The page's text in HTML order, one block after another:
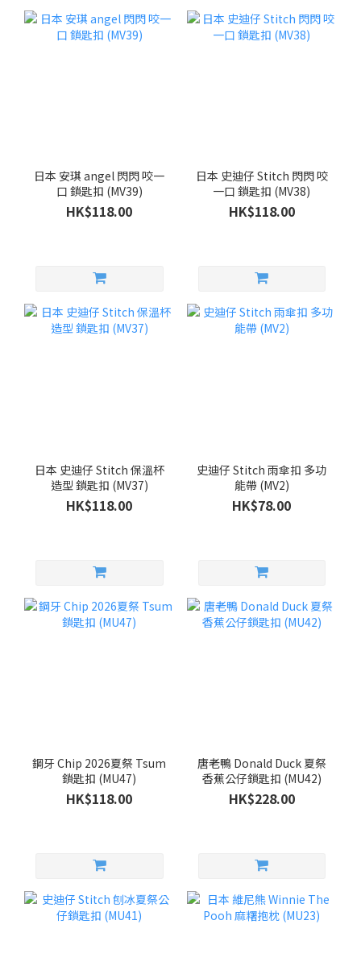
日本 安琪 angel 閃閃 咬一
口 鎖匙扣 (MV39)
HK$118.00
日本 史迪仔 Stitch 閃閃 咬
一口 鎖匙扣 (MV38)
HK$118.00
日本 史迪仔 Stitch 保溫杯
造型 鎖匙扣 (MV37)
HK$118.00
史迪仔 Stitch 雨傘扣 多功
能帶 (MV2)
HK$78.00
鋼牙 Chip 2026夏祭 Tsum
鎖匙扣 (MU47)
HK$118.00
唐老鴨 Donald Duck 夏祭
香蕉公仔鎖匙扣 (MU42)
HK$228.00